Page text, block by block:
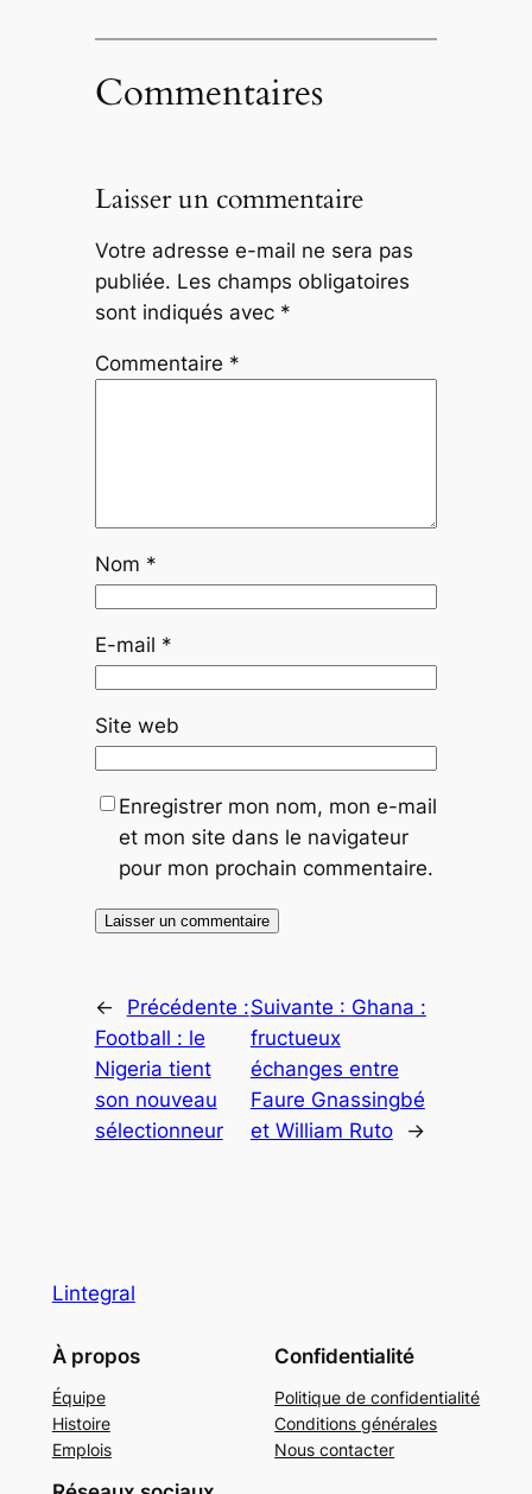
Commentaires
Laisser un commentaire
Votre adresse e-mail ne sera pas
publiée. Les champs obligatoires
sont indiqués avec *
Commentaire *
Nom *
E-mail *
Site web
Enregistrer mon nom, mon e-mail
et mon site dans le navigateur
pour mon prochain commentaire.
←
Précédente :
Football : le
Nigeria tient
son nouveau
sélectionneur
Suivante : Ghana :
fructueux
échanges entre
Faure Gnassingbé
et William Ruto
→
Lintegral
À propos
Équipe
Histoire
Emplois
Confidentialité
Politique de confidentialité
Conditions générales
Nous contacter